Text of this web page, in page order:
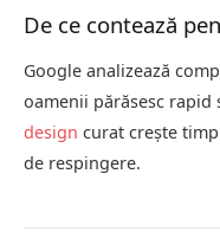
De ce contează
Google analizează
oamenii părăsesc rapid
design curat crește
de respingere.